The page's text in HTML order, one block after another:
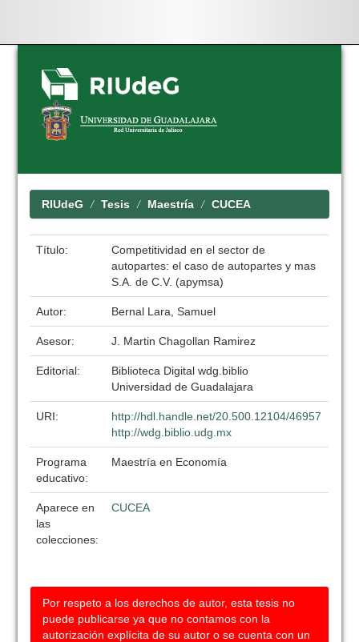
Skip
navigation
RIUdeG Tesis Maestría CUCEA
Título:
Competitividad en el sector de
autopartes: el caso de autopartes y mas
S.A. de C.V. (apymsa)
Autor: Bernal Lara, Samuel
Asesor: J. Martin Chagollan Ramirez
Editorial:
Biblioteca Digital wdg.biblio
Universidad de Guadalajara
URI:
http://hdl.handle.net/20.500.12104/46957
http://wdg.biblio.udg.mx
Programa
educativo:
Maestría en Economía
Aparece en
las
colecciones:
CUCEA
Por respeto a los derechos de autor, esta tesis no
puede publicarse ya que no contamos con la
autorización explícita de su autor o se cuenta con un